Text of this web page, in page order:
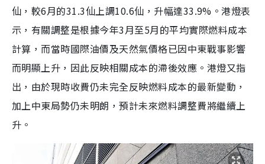
仙，較6月的31.3仙上調10.6仙，升幅達33.9%。港燈表
示，有關調整是根據今年3月至5月的平均實際燃料成本
計算，而當時國際油價及天然氣價格已因中東戰事影響
而明顯上升，因此反映相關成本的滯後效應。港燈又指
出，由於現時收費仍未完全反映燃料成本的最新變動，
加上中東局勢仍未明朗，預計未來燃料調整費將繼續上
升。